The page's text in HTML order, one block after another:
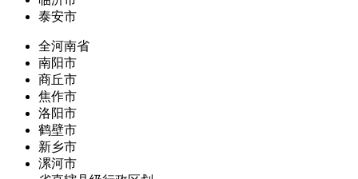
泰安市
全河南省
南阳市
商丘市
焦作市
洛阳市
鹤壁市
新乡市
漯河市